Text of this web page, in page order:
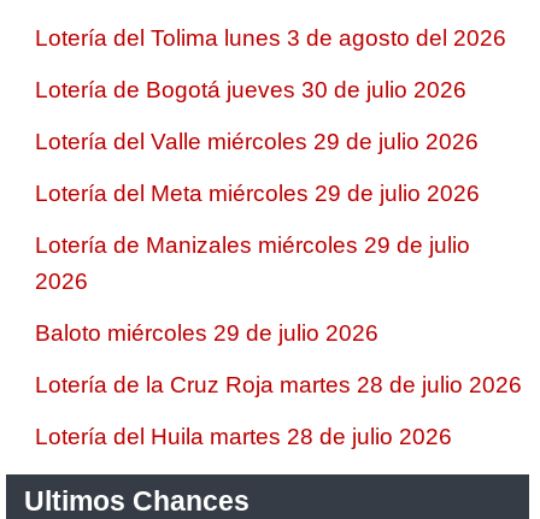
Lotería del Tolima lunes 3 de agosto del 2026
Lotería de Bogotá jueves 30 de julio 2026
Lotería del Valle miércoles 29 de julio 2026
Lotería del Meta miércoles 29 de julio 2026
Lotería de Manizales miércoles 29 de julio
2026
Baloto miércoles 29 de julio 2026
Lotería de la Cruz Roja martes 28 de julio 2026
Lotería del Huila martes 28 de julio 2026
Ultimos Chances